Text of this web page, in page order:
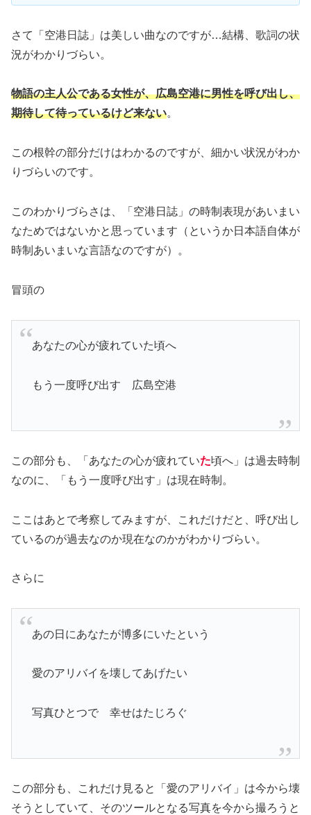
さて「空港日誌」は美しい曲なのですが…結構、歌詞の状
況がわかりづらい。
物語の主人公である女性が、広島空港に男性を呼び出し、
期待して待っているけど来ない。
この根幹の部分だけはわかるのですが、細かい状況がわか
りづらいのです。
このわかりづらさは、「空港日誌」の時制表現があいまい
なためではないかと思っています（というか日本語自体が
時制あいまいな言語なのですが）。
冒頭の
あなたの心が疲れていた頃へ
もう一度呼び出す 広島空港
この部分も、「あなたの心が疲れていた頃へ」は過去時制
なのに、「もう一度呼び出す」は現在時制。
ここはあとで考察してみますが、これだけだと、呼び出し
ているのが過去なのか現在なのかがわかりづらい。
さらに
あの日にあなたが博多にいたという
愛のアリバイを壊してあげたい
写真ひとつで 幸せはたじろぐ
この部分も、これだけ見ると「愛のアリバイ」は今から壊
そうとしていて、そのツールとなる写真を今から撮ろうと